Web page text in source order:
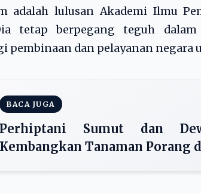
adalah lulusan Akademi Ilmu
tetap berpegang teguh
pembinaan dan pelayanan negara
BACA JUGA
Perhiptani Sumut dan
Kembangkan Tanaman Porang